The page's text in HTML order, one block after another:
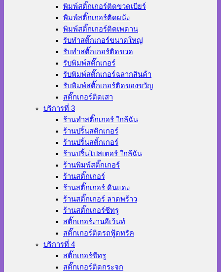
พิมพ์สติ๊กเกอร์ติดขวดเบียร์
พิมพ์สติ๊กเกอร์ติดผนัง
พิมพ์สติ๊กเกอร์ติดเพดาน
รับทำสติ๊กเกอร์ขนาดใหญ่
รับทำสติ๊กเกอร์ติดขวด
รับพิมพ์สติ๊กเกอร์
รับพิมพ์สติ๊กเกอร์ฉลากสินค้า
รับพิมพ์สติ๊กเกอร์ติดของขวัญ
สติ๊กเกอร์ติดเสา
บริการที่ 3
ร้านทําสติ๊กเกอร์ ใกล้ฉัน
ร้านปริ้นสติกเกอร์
ร้านปริ้นสติ้กเกอร์
ร้านปริ้นโปสเตอร์ ใกล้ฉัน
ร้านพิมพ์สติ๊กเกอร์
ร้านสติ๊กเกอร์
ร้านสติ๊กเกอร์ ดินแดง
ร้านสติ๊กเกอร์ ลาดพร้าว
ร้านสติ๊กเกอร์ซีทรู
สติ๊กเกอร์งานอีเว้นท์
สติ๊กเกอร์ติดรถฟู้ดทรัค
บริการที่ 4
สติ๊กเกอร์ซีทรู
สติ๊กเกอร์ติดกระจก